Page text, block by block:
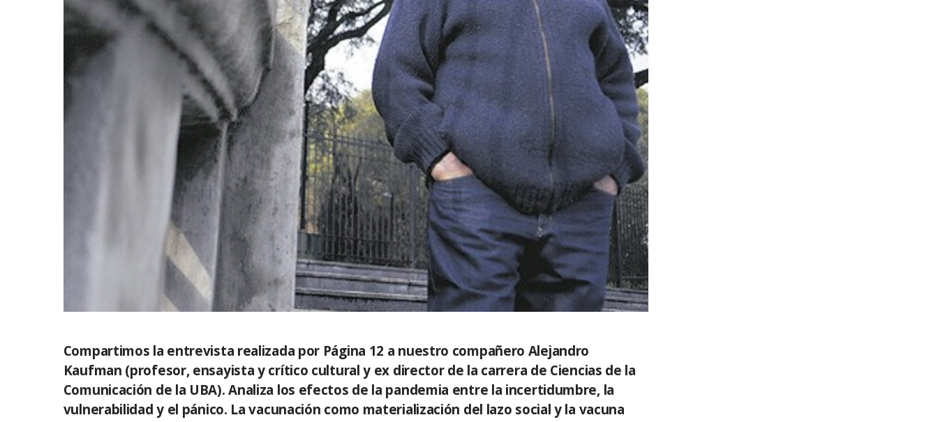
Compartimos la entrevista realizada por Página 12 a nuestro compañero Alejandro
Kaufman (profesor, ensayista y crítico cultural y ex director de la carrera de Ciencias de la
Comunicación de la UBA). Analiza los efectos de la pandemia entre la incertidumbre, la
vulnerabilidad y el pánico. La vacunación como materialización del lazo social y la vacuna